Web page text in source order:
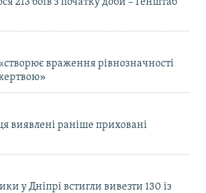
враження рівнозначності
виявлені раніше приховані
у Дніпрі встигли вивезти 130 із